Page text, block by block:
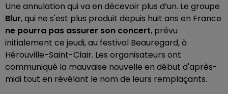
Une annulation qui va en décevoir plus d’un. Le groupe
Blur, qui ne s'est plus produit depuis huit ans en France
ne pourra pas assurer son concert, prévu
initialement ce jeudi, au festival Beauregard, à
Hérouville-Saint-Clair. Les organisateurs ont
communiqué la mauvaise nouvelle en début d'après-
midi tout en révélant le nom de leurs remplaçants.